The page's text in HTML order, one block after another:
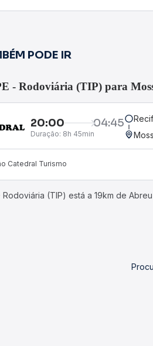
PODE IR
- Rodoviária (TIP) para
20:00 04:45
Duração: 8h 45min
Catedral Turismo
Rodoviária (TIP) está a 19km de